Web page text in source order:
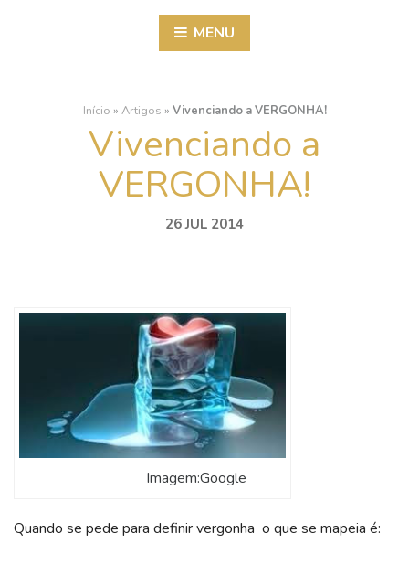
MENU
Início » Artigos » Vivenciando a VERGONHA!
Vivenciando a
VERGONHA!
26 JUL 2014
Imagem:Google
Quando se pede para definir vergonha o que se mapeia é: